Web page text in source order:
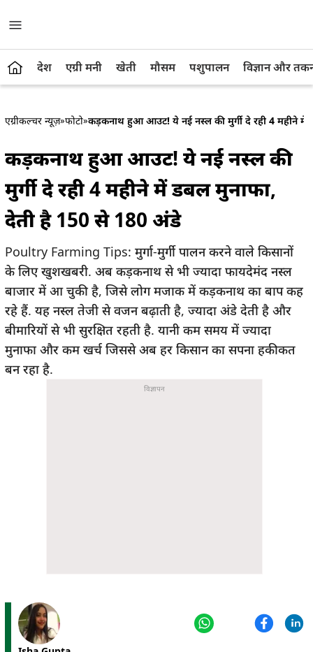
देश एग्री मनी खेती मौसम पशुपालन विज्ञान और
एग्रीकल्चर न्यूज़»फोटो»कड़कनाथ हुआ आउट! ये नई नस्ल की मुर्गी दे रही 4 महीने में
कड़कनाथ हुआ आउट! ये नई नस्ल की
मुर्गी दे रही 4 महीने में डबल मुनाफा,
देती है 150 से 180 अंडे
Poultry Farming Tips: मुर्गा-मुर्गी पालन करने वाले किसानों
के लिए खुशखबरी. अब कड़कनाथ से भी ज्यादा फायदेमंद नस्ल
बाजार में आ चुकी है, जिसे लोग मजाक में कड़कनाथ का बाप कह
रहे हैं. यह नस्ल तेजी से वजन बढ़ाती है, ज्यादा अंडे देती है और
बीमारियों से भी सुरक्षित रहती है. यानी कम समय में ज्यादा
मुनाफा और कम खर्च जिससे अब हर किसान का सपना हकीकत
बन रहा है.